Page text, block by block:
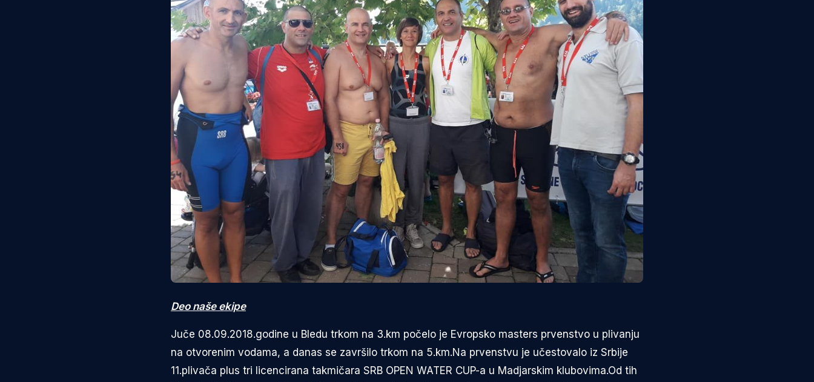
Deo naše ekipe
Juče 08.09.2018.godine u Bledu trkom na 3.km počelo je Evropsko masters prvenstvo u plivanju
na otvorenim vodama, a danas se završilo trkom na 5.km.Na prvenstvu je učestovalo iz Srbije
11.plivača plus tri licencirana takmičara SRB OPEN WATER CUP-a u Madjarskim klubovima.Od tih